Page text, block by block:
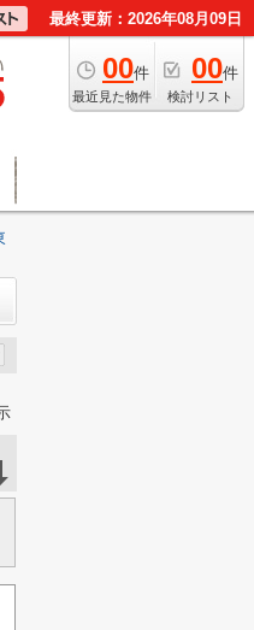
最終更新：2026年08月09日
00件
最近見た物件
00件
検討リスト